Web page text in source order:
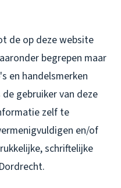
de op deze website
begrepen maar
en handelsmerken
gebruiker van deze
zelf te
en/of
schriftelijke